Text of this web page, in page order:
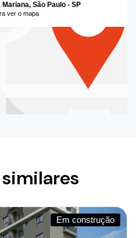
São Paulo - SP
ver o mapa
Em construção